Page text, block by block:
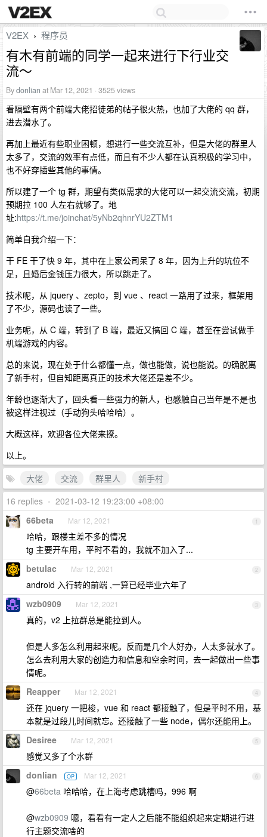
V2EX › 程序员
有木有前端的同学一起来进行下行业交
流～
Bydonlian at Mar 12, 2021 · 3525 views
看隔壁有两个前端大佬招徒弟的帖子很火热，也加了大佬的 qq 群，
进去潜水了。
再加上最近有些职业困顿，想进行一些交流互补，但是大佬的群里人
太多了，交流的效率有点低，而且有不少人都在认真积极的学习中，
也不好穿插些其他的事情。
所以建了一个 tg 群，期望有类似需求的大佬可以一起交流交流，初期
预期拉 100 人左右就够了。地
址:https://t.me/joinchat/5yNb2qhnrYU2ZTM1
简单自我介绍一下：
干 FE 干了快 9 年，其中在上家公司呆了 8 年，因为上升的坑位不
足，且婚后金钱压力很大，所以跳走了。
技术呢，从 jquery 、zepto，到 vue 、react 一路用了过来，框架用
了不少，源码也读了一些。
业务呢，从 C 端，转到了 B 端，最近又搞回 C 端，甚至在尝试做手
机端游戏的内容。
总的来说，现在处于什么都懂一点，做也能做，说也能说。的确脱离
了新手村，但自知距离真正的技术大佬还是差不少。
年龄也逐渐大了，回头看一些强力的新人，也感触自己当年是不是也
被这样注视过（手动狗头哈哈哈）。
大概这样，欢迎各位大佬来撩。
以上。
大佬
交流 群里人
新手村
16 replies • 2021-03-12 19:23:00 +08:00
1
66beta Mar 12, 2021
哈哈，跟楼主差不多的情况
tg 主要开车用，平时不看的，我就不加入了...
2
betulac Mar 12, 2021
android 入行转的前端 ,一算已经毕业六年了
3
wzb0909 Mar 12, 2021
真的，v2 上拉群总是能拉到人。
但是人多怎么利用起来呢。反而是几个人好办，人太多就水了。
怎么去利用大家的创造力和信息和空余时间，去一起做出一些事
情呢。
4
Reapper Mar 12, 2021
还在 jquery 一把梭，vue 和 react 都接触了，但是平时不用，基
本就是过段儿时间就忘。还接触了一些 node，偶尔还能用上。
5
Desiree Mar 12, 2021
感觉又多了个水群
6
donlian OP Mar 12, 2021
@66beta 哈哈哈，在上海考虑跳槽吗，996 啊
@wzb0909 嗯，看看有一定人之后能不能组织起来定期进行进
行主题交流啥的